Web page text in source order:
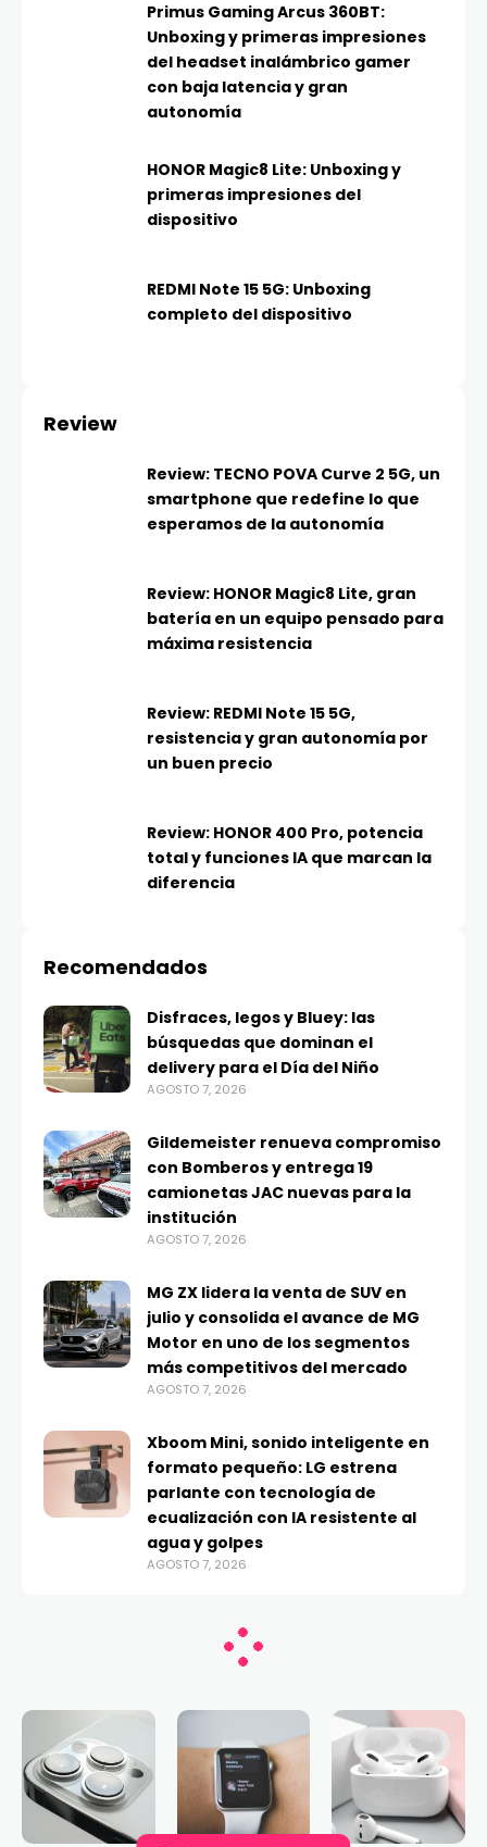
Primus Gaming Arcus 360BT:
Unboxing y primeras impresiones
del headset inalámbrico gamer
con baja latencia y gran
autonomía
HONOR Magic8 Lite: Unboxing y
primeras impresiones del
dispositivo
REDMI Note 15 5G: Unboxing
completo del dispositivo
Review
Review: TECNO POVA Curve 2 5G, un
smartphone que redefine lo que
esperamos de la autonomía
Review: HONOR Magic8 Lite, gran
batería en un equipo pensado para
máxima resistencia
Review: REDMI Note 15 5G,
resistencia y gran autonomía por
un buen precio
Review: HONOR 400 Pro, potencia
total y funciones IA que marcan la
diferencia
Recomendados
Disfraces, legos y Bluey: las
búsquedas que dominan el
delivery para el Día del Niño
AGOSTO 7, 2026
Gildemeister renueva compromiso
con Bomberos y entrega 19
camionetas JAC nuevas para la
institución
AGOSTO 7, 2026
MG ZX lidera la venta de SUV en
julio y consolida el avance de MG
Motor en uno de los segmentos
más competitivos del mercado
AGOSTO 7, 2026
Xboom Mini, sonido inteligente en
formato pequeño: LG estrena
parlante con tecnología de
ecualización con IA resistente al
agua y golpes
AGOSTO 7, 2026